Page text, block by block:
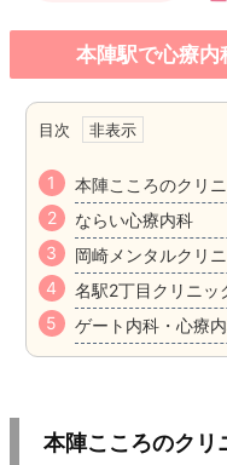
本陣駅で心療内
目次
本陣こころのクリ
ならい心療内科
岡崎メンタルクリ
名駅2丁目クリニッ
ゲート内科・心療
本陣こころのクリ